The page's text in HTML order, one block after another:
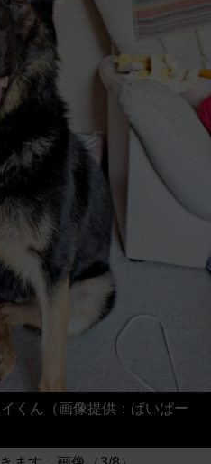
くん（画像提供：ばいぱー